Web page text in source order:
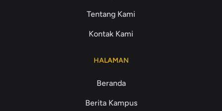
Tentang Kami
Kontak Kami
HALAMAN
Beranda
Berita Kampus